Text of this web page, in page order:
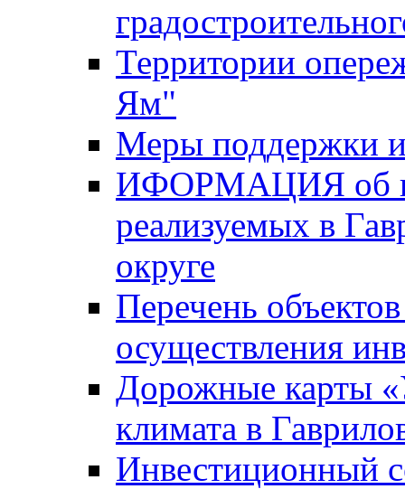
Территории
Ям"
Меры поддержки
ИФОРМАЦИЯ об
реализуемых в
округе
Перечень
осуществления
Дорожные карты
климата в
Инвестиционный